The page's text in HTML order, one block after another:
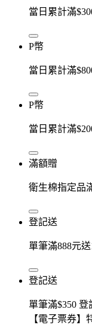
當日累計滿
P幣
當日累計滿
P幣
當日累計滿
滿額贈
衛生棉指定品
登記送
單筆滿888元送
登記送
單筆滿$350
【電子票券】